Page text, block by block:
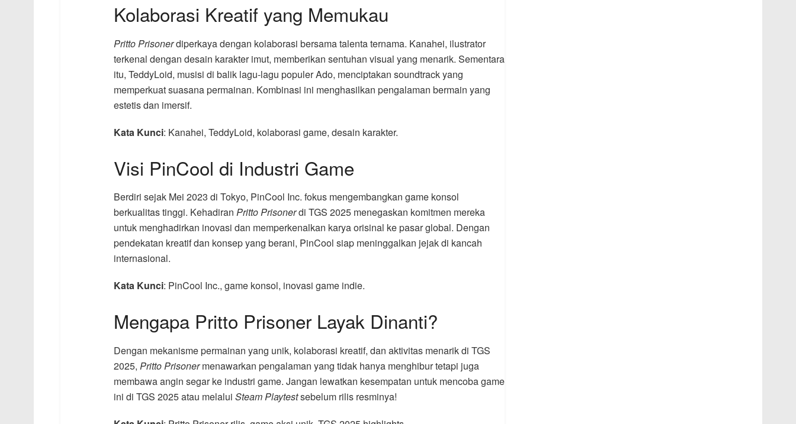
Kolaborasi Kreatif yang Memukau
Pritto Prisonerdiperkaya dengan kolaborasi bersama talenta ternama. Kanahei, ilustrator
terkenal dengan desain karakter imut, memberikan sentuhan visual yang menarik. Sementara
itu, TeddyLoid, musisi di balik lagu-lagu populer Ado, menciptakan soundtrack yang
memperkuat suasana permainan. Kombinasi ini menghasilkan pengalaman bermain yang
estetis dan imersif.
Kata Kunci: Kanahei, TeddyLoid, kolaborasi game, desain karakter.
Visi PinCool di Industri Game
Berdiri sejak Mei 2023 di Tokyo, PinCool Inc. fokus mengembangkan game konsol
berkualitas tinggi. Kehadiran Pritto Prisonerdi TGS 2025 menegaskan komitmen mereka
untuk menghadirkan inovasi dan memperkenalkan karya orisinal ke pasar global. Dengan
pendekatan kreatif dan konsep yang berani, PinCool siap meninggalkan jejak di kancah
internasional.
Kata Kunci: PinCool Inc., game konsol, inovasi game indie.
Mengapa Pritto Prisoner Layak Dinanti?
Dengan mekanisme permainan yang unik, kolaborasi kreatif, dan aktivitas menarik di TGS
2025, Pritto Prisonermenawarkan pengalaman yang tidak hanya menghibur tetapi juga
membawa angin segar ke industri game. Jangan lewatkan kesempatan untuk mencoba game
ini di TGS 2025 atau melalui Steam Playtestsebelum rilis resminya!